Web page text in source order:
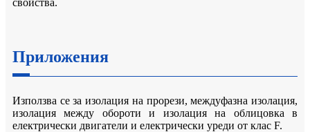
Приложения
Използва се за изолация на прорези, междуфазна изолация,
изолация между обороти и изолация на облицовка в
електрически двигатели и електрически уреди от клас F.